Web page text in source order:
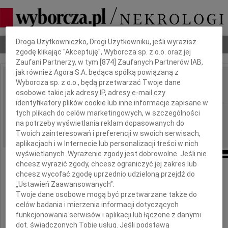
Nekrologi Odeszli Poradnik pogrzebowy
IMIĘ I NAZWISKO: Jerzy Doniec
REGION: Kraków
DATA EMISJI: 05.01.2023
Dbamy o Twoją prywatność
Droga Użytkowniczko, Drogi Użytkowniku, jeśli wyrazisz
zgodę klikając "Akceptuję", Wyborcza sp. z o.o. oraz jej
Zaufani Partnerzy, w tym [874 ] Zaufanych Partnerów IAB,
jak również Agora S.A. będąca spółką powiązaną z
Wyborcza sp. z o.o., będą przetwarzać Twoje dane
osobowe takie jak adresy IP, adresy e-mail czy
identyfikatory plików cookie lub inne informacje zapisane w
tych plikach do celów marketingowych, w szczególności
na potrzeby wyświetlania reklam dopasowanych do
Twoich zainteresowań i preferencji w swoich serwisach,
aplikacjach i w Internecie lub personalizacji treści w nich
wyświetlanych. Wyrażenie zgody jest dobrowolne. Jeśli nie
chcesz wyrazić zgody, chcesz ograniczyć jej zakres lub
chcesz wycofać zgodę uprzednio udzieloną przejdź do
„Ustawień Zaawansowanych”.
Twoje dane osobowe mogą być przetwarzane także do
celów badania i mierzenia informacji dotyczących
funkcjonowania serwisów i aplikacji lub łączone z danymi
dot. świadczonych Tobie usług. Jeśli podstawą